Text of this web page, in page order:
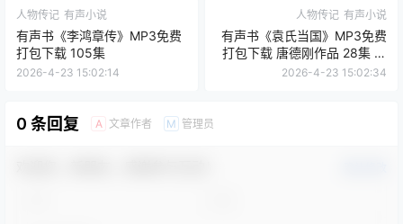
人物传记 有声小说
有声书《李鸿章传》MP3免费
打包下载 105集
2026-4-23 15:02:14
人物传记 有声小说
有声书《袁氏当国》MP3免费
打包下载 唐德刚作品 28集 晨
诵无声播音
2026-4-23 15:02:34
0 条回复 A 文章作者 M 管理员